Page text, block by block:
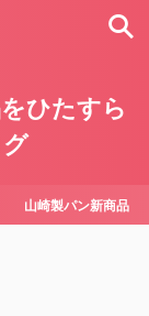
ひたすら
山崎製パン新商品